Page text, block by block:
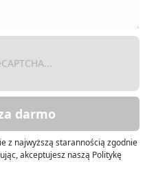
darmo
z najwyższą starannością zgodnie
akceptujesz naszą Politykę